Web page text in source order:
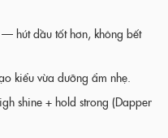
hút dầu tốt hơn, không bết
kiểu vừa dưỡng ẩm nhẹ.
shine + hold strong (Dapper